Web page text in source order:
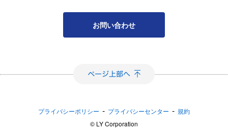
お問い合わせ
プライバシーポリシー - プライバシーセンター - 規約
©︎ LY Corporation